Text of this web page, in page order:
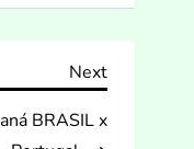
Next
Next
BRASIL x